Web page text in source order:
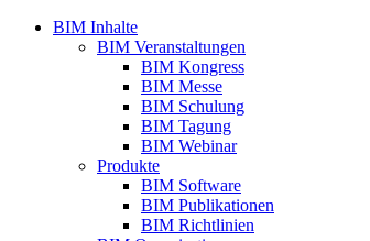
BIM Inhalte
BIM Veranstaltungen
BIM Kongress
BIM Messe
BIM Schulung
BIM Tagung
BIM Webinar
Produkte
BIM Software
BIM Publikationen
BIM Richtlinien